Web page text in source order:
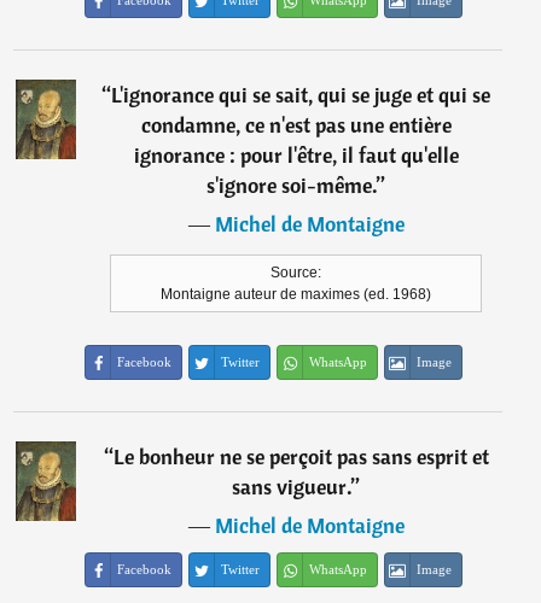
“L'ignorance qui se sait, qui se juge et qui se
condamne, ce n'est pas une entière
ignorance : pour l'être, il faut qu'elle
s'ignore soi-même.”
―Michel de Montaigne
Source:
Montaigne auteur de maximes (ed. 1968)
Facebook Twitter WhatsApp Image
“Le bonheur ne se perçoit pas sans esprit et
sans vigueur.”
―Michel de Montaigne
Facebook Twitter WhatsApp Image